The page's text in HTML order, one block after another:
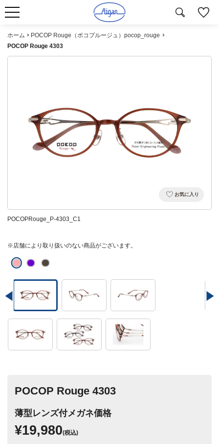
ホーム
POCOP Rouge（ポコプルージュ）pocop_rouge
POCOP Rouge 4303
お気に入り
POCOPRouge_P-4303_C1
※店舗により取り扱いのない商品がございます。
POCOP Rouge 4303
薄型レンズ付メガネ価格
¥19,980(税込)